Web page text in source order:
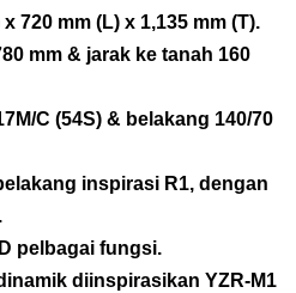
720 mm (L) x 1,135 mm (T).
mm & jarak ke tanah 160
C (54S) & belakang 140/70
inspirasi R1, dengan
pelbagai fungsi.
diinspirasikan YZR-M1